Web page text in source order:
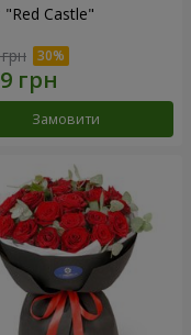
"Red Castle"
Замовити